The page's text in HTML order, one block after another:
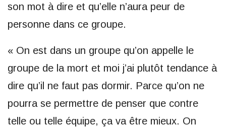
son mot à dire et qu’elle n’aura peur de
personne dans ce groupe.
« On est dans un groupe qu’on appelle le
groupe de la mort et moi j’ai plutôt tendance à
dire qu’il ne faut pas dormir. Parce qu’on ne
pourra se permettre de penser que contre
telle ou telle équipe, ça va être mieux. On